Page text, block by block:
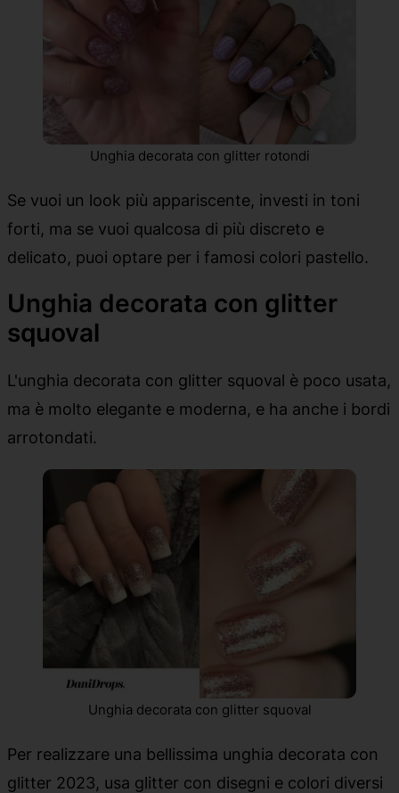
Unghia decorata con glitter rotondi
Se vuoi un look più appariscente, investi in toni
forti, ma se vuoi qualcosa di più discreto e
delicato, puoi optare per i famosi colori pastello.
Unghia decorata con glitter
squoval
L'unghia decorata con glitter squoval è poco usata,
ma è molto elegante e moderna, e ha anche i bordi
arrotondati.
Unghia decorata con glitter squoval
Per realizzare una bellissima unghia decorata con
glitter 2023, usa glitter con disegni e colori diversi